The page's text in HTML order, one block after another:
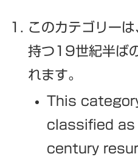
このカテゴリー
持つ19世紀半ば
れます。
This
classified
century